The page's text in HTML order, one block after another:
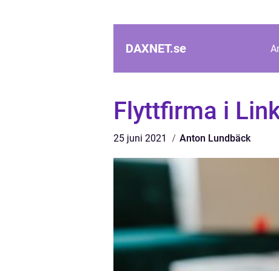
DAXNET.se
Flyttfirma i
25 juni 2021 Anton Lundbäck